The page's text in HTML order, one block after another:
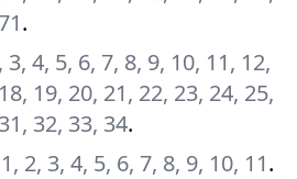
.
3, 4, 5, 6, 7, 8, 9, 10, 11, 12,
19, 20, 21, 22, 23, 24, 25,
32, 33, 34.
1, 2, 3, 4, 5, 6, 7, 8, 9, 10, 11.